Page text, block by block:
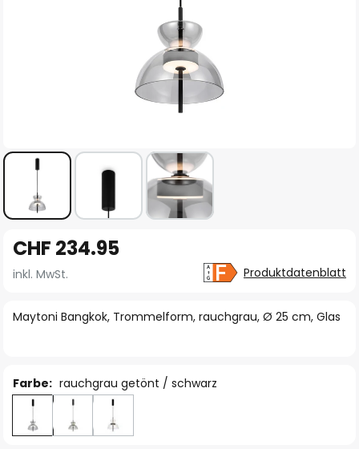
Anfang
der
springen
Maytoni Bangkok, Trommelform, rauchgrau, Ø 25 cm, Glas
CHF 234.95
inkl. MwSt. Produktdatenblatt
Farbe: rauchgrau getönt / schwarz